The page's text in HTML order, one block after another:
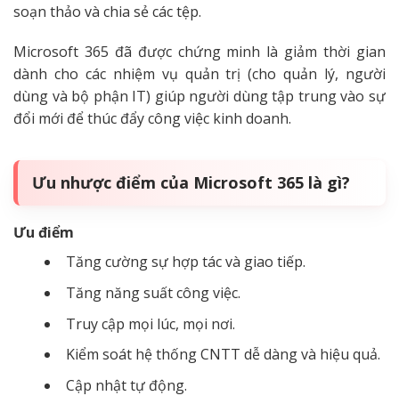
soạn thảo và chia sẻ các tệp.
Microsoft 365 đã được chứng minh là giảm thời gian
dành cho các nhiệm vụ quản trị (cho quản lý, người
dùng và bộ phận IT) giúp người dùng tập trung vào sự
đổi mới để thúc đẩy công việc kinh doanh.
Ưu nhược điểm của Microsoft 365 là gì?
Ưu điểm
Tăng cường sự hợp tác và giao tiếp.
Tăng năng suất công việc.
Truy cập mọi lúc, mọi nơi.
Kiểm soát hệ thống CNTT dễ dàng và hiệu quả.
Cập nhật tự động.